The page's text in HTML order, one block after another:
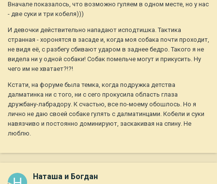
Вначале показалось, что возможно гуляем в одном месте, но у нас
- две суки и три кобеля)))
И девочки действительно нападают исподтишка. Тактика
странная - хоронятся в засаде и, когда моя собака почти проходит,
не видя её, с разбегу сбивают ударом в заднее бедро. Такого я не
видела ни у одной собаки! Собак помельче могут и прикусить. Ну
чего им не хватает?!?!
Кстати, на форуме была темка, когда подружка детства
далматинка ни с того, ни с сего прокусила область глаза
дружбану-лабрадору. К счастью, все по-моему обошлось. Но я
лично не даю своей собаке гулять с далматинцами. Кобели и суки
навязчиво и постоянно доминируют, заскакивая на спину. Не
люблю.
Наташа и Богдан